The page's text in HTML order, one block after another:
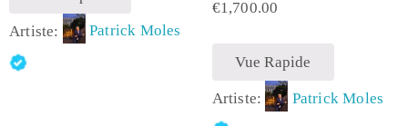
Artiste: Patrick Moles
€1,700.00
Vue Rapide
Artiste: Patrick Moles